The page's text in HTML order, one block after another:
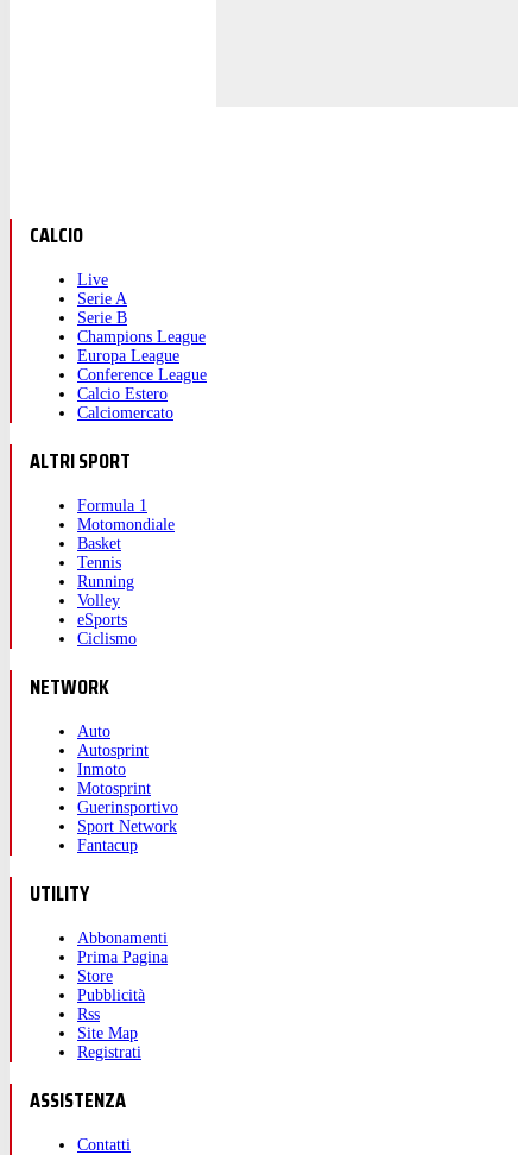
CALCIO
Live
Serie A
Serie B
Champions League
Europa League
Conference League
Calcio Estero
Calciomercato
ALTRI SPORT
Formula 1
Motomondiale
Basket
Tennis
Running
Volley
eSports
Ciclismo
NETWORK
Auto
Autosprint
Inmoto
Motosprint
Guerinsportivo
Sport Network
Fantacup
UTILITY
Abbonamenti
Prima Pagina
Store
Pubblicità
Rss
Site Map
Registrati
ASSISTENZA
Contatti